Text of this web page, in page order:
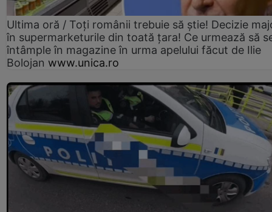
Ultima oră / Toți românii trebuie să știe! Decizie
în supermarketurile din toată țara! Ce urmează să
întâmple în magazine în urma apelului făcut de Ilie
Bolojan www.unica.ro